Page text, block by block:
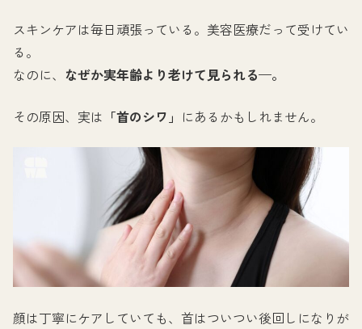
スキンケアは毎日頑張っている。美容医療だって受けてい
る。
なのに、 なぜか実年齢より老けて見られる—。
その原因、実は 「首のシワ」 にあるかもしれません。
顔は丁寧にケアしていても、首はついつい後回しになりが